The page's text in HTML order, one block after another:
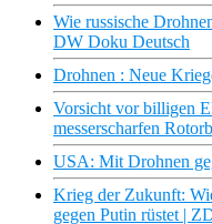
Wie russische
DW Doku Deutsch
Drohnen : Neue
Vorsicht vor billigen
messerscharfen
USA: Mit Drohnen
Krieg der Zukunft:
gegen Putin rüstet |